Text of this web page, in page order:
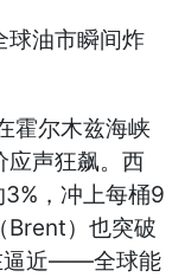
球油市瞬间炸
霍尔木兹海峡
应声狂飙。西
，冲上每桶9
Brent）也突破
逼近——全球能